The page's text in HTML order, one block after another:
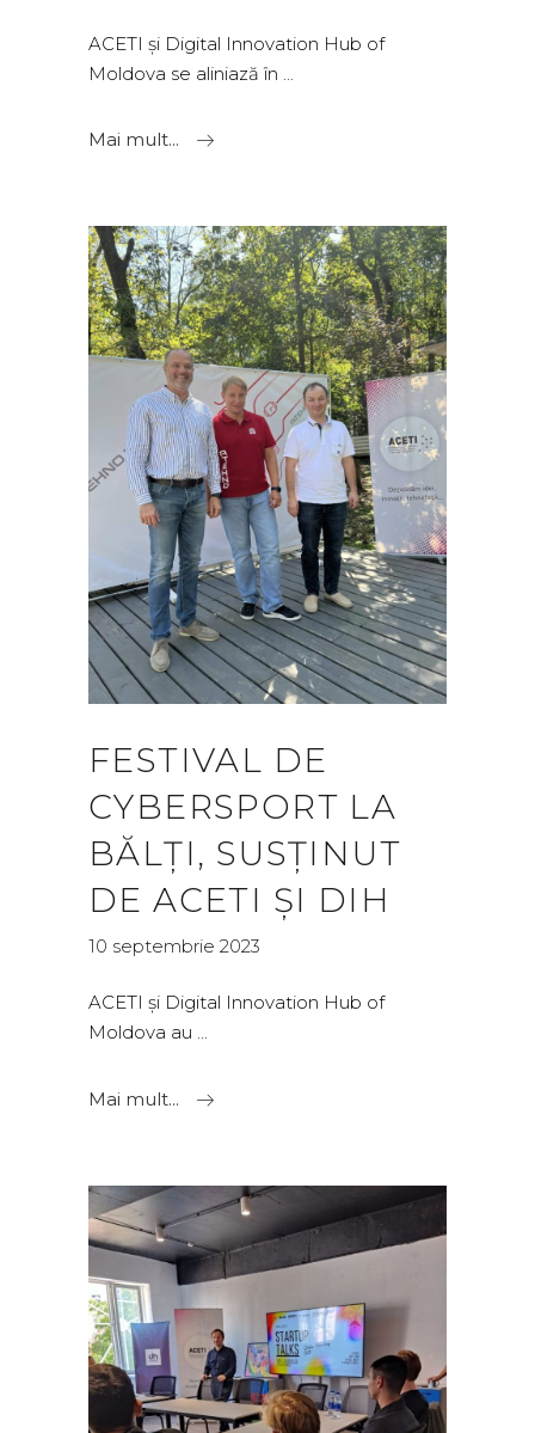
ACETI și Digital Innovation Hub of
Moldova se aliniază în
Mai mult...
FESTIVAL DE
CYBERSPORT LA
BĂLȚI, SUSȚINUT
DE ACETI ȘI DIH
10 septembrie 2023
ACETI și Digital Innovation Hub of
Moldova au
Mai mult...